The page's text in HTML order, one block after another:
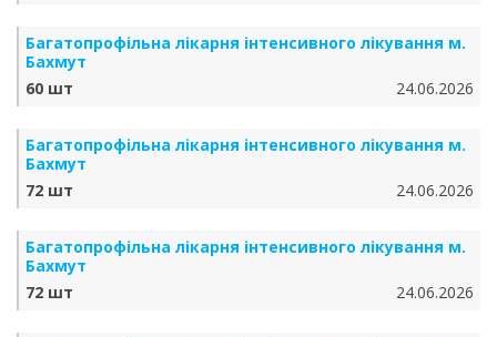
Багатопрофільна лікарня інтенсивного лікування м.
Бахмут
60 шт
24.06.2026
Багатопрофільна лікарня інтенсивного лікування м.
Бахмут
72 шт
24.06.2026
Багатопрофільна лікарня інтенсивного лікування м.
Бахмут
72 шт
24.06.2026